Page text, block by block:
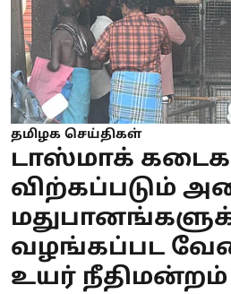
தமிழக செய்திகள்
டாஸ்மாக்
விற்கப்படும்
வழங்கப்பட
உயர் நீதிமன்றம்